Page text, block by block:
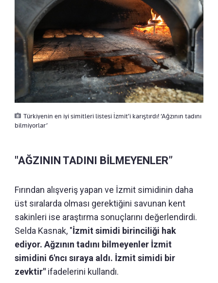
Türkiyenin en iyi simitleri listesi İzmit’i karıştırdı! ‘Ağzının tadını
bilmiyorlar’
"AĞZININ TADINI BİLMEYENLER”
Fırından alışveriş yapan ve İzmit simidinin daha
üst sıralarda olması gerektiğini savunan kent
sakinleri ise araştırma sonuçlarını değerlendirdi.
Selda Kasnak, "İzmit simidi birinciliği hak
ediyor. Ağzının tadını bilmeyenler İzmit
simidini 6'ncı sıraya aldı. İzmit simidi bir
zevktir" ifadelerini kullandı.